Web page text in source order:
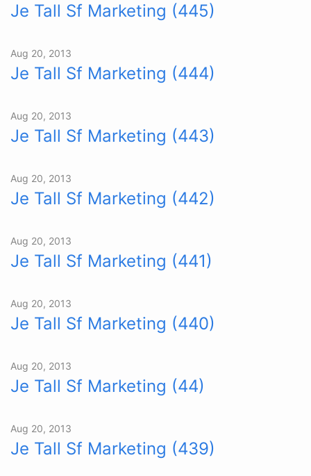
Je Tall Sf Marketing (445)
Aug 20, 2013
Je Tall Sf Marketing (444)
Aug 20, 2013
Je Tall Sf Marketing (443)
Aug 20, 2013
Je Tall Sf Marketing (442)
Aug 20, 2013
Je Tall Sf Marketing (441)
Aug 20, 2013
Je Tall Sf Marketing (440)
Aug 20, 2013
Je Tall Sf Marketing (44)
Aug 20, 2013
Je Tall Sf Marketing (439)